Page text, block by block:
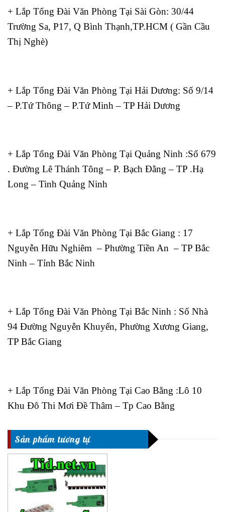
+ Lắp Tổng Đài Văn Phòng Tại Sài Gòn: 30/44
Trường Sa, P17, Q Bình Thạnh,TP.HCM ( Gần Cầu
Thị Nghè)
+ Lắp Tổng Đài Văn Phòng Tại Hải Dương: Số 9/14
– P.Tứ Thông – P.Tứ Minh – TP Hải Dương
+ Lắp Tổng Đài Văn Phòng Tại Quảng Ninh :Số 679
. Đường Lê Thánh Tông – P. Bạch Đằng – TP .Hạ
Long – Tinh Quảng Ninh
+ Lắp Tổng Đài Văn Phòng Tại Bắc Giang : 17
Nguyễn Hữu Nghiêm – Phường Tiền An – TP Bắc
Ninh – Tỉnh Bắc Ninh
+ Lắp Tổng Đài Văn Phòng Tại Bắc Ninh : Số Nhà
94 Đường Nguyễn Khuyến, Phường Xương Giang,
TP Bắc Giang
+ Lắp Tổng Đài Văn Phòng Tại Cao Bằng :Lô 10
Khu Đô Thi Mơi Đề Thâm – Tp Cao Bằng
Sản phẩm tương tự